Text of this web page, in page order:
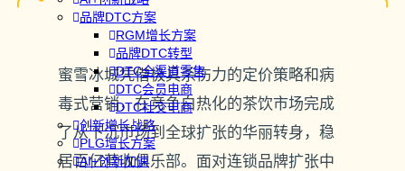
品牌DTC方案
RGM增长方案
品牌DTC转型
DTC全渠道零售
DTC会员电商
DTC社交电商
创新增长战略
PLG增长方案
AI+创新加速
蜜雪冰城凭借极具杀伤力的定价策略和病
毒式营销，在竞争白热化的茶饮市场完成
了从下沉市场到全球扩张的华丽转身，稳
居百亿营收俱乐部。面对连锁品牌扩张中